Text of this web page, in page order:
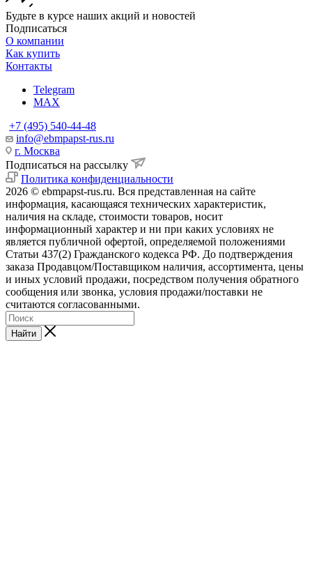
Будьте в курсе наших акций и новостей
Подписаться
О компании
Как купить
Контакты
Telegram
MAX
+7 (495) 540-44-48
info@ebmpapst-rus.ru
г. Москва
Подписаться на рассылку
Политика конфиденциальности
2026 © ebmpapst-rus.ru. Вся представленная на сайте
информация, касающаяся технических характеристик,
наличия на складе, стоимости товаров, носит
информационный характер и ни при каких условиях не
является публичной офертой, определяемой положениями
Статьи 437(2) Гражданского кодекса РФ. До подтверждения
заказа Продавцом/Поставщиком наличия, ассортимента, цены
и иных условий продажи, посредством получения обратного
сообщения или звонка, условия продажи/поставки не
считаются согласованными.
Найти